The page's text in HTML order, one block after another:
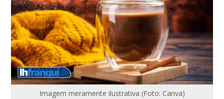
Imagem meramente ilustrativa (Foto: Canva)